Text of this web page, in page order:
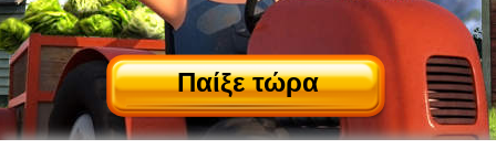
Παίξε τώρα